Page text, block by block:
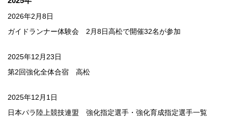
2026年2月8日
ガイドランナー体験会 2月8日高松で開催32名が参加
2025年12月23日
第2回強化全体合宿 高松
2025年12月1日
日本パラ陸上競技連盟 強化指定選手・強化育成指定選手一覧